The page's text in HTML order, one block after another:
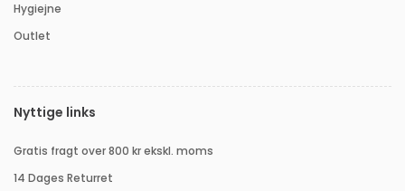
Hygiejne
Outlet
Nyttige links
Gratis fragt over 800 kr ekskl. moms
14 Dages Returret